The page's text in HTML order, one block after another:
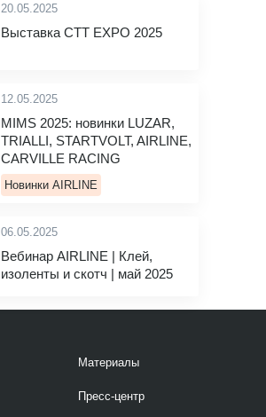
20.05.2025
Выставка CTT EXPO 2025
12.05.2025
MIMS 2025: новинки LUZAR,
TRIALLI, STARTVOLT, AIRLINE,
CARVILLE RACING
Новинки AIRLINE
06.05.2025
Вебинар AIRLINE | Клей,
изоленты и скотч | май 2025
Материалы
Пресс-центр